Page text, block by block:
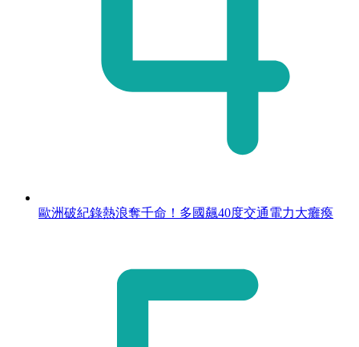
歐洲破紀錄熱浪奪千命！多國飆40度交通電力大癱瘓